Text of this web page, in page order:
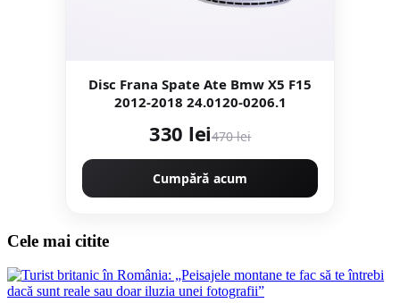
Disc Frana Spate Ate Bmw X5 F15
2012-2018 24.0120-0206.1
330 lei470 lei
Cumpără acum
Cele mai citite